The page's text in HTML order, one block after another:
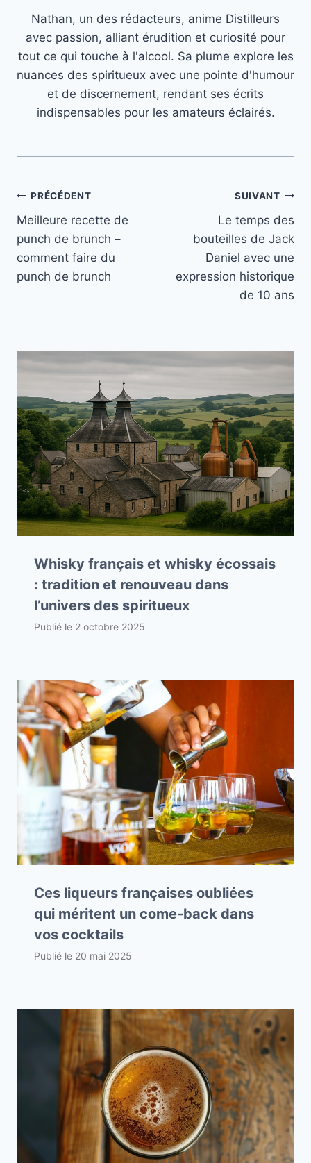
Nathan, un des rédacteurs, anime Distilleurs
avec passion, alliant érudition et curiosité pour
tout ce qui touche à l'alcool. Sa plume explore les
nuances des spiritueux avec une pointe d'humour
et de discernement, rendant ses écrits
indispensables pour les amateurs éclairés.
Navigation
de
l’article
PRÉCÉDENT
Meilleure recette de
punch de brunch –
comment faire du
punch de brunch
SUIVANT
Le temps des
bouteilles de Jack
Daniel avec une
expression historique
de 10 ans
Whisky français et whisky écossais
: tradition et renouveau dans
l’univers des spiritueux
Publié le 2 octobre 2025
Ces liqueurs françaises oubliées
qui méritent un come-back dans
vos cocktails
Publié le 20 mai 2025